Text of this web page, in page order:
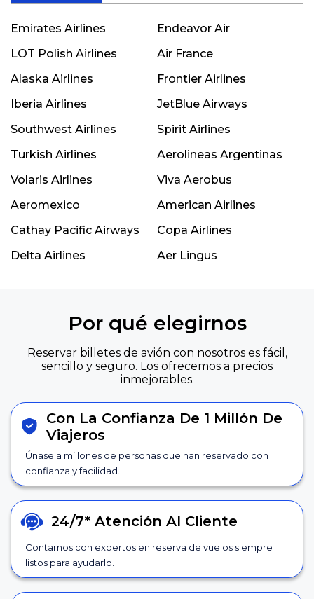
Emirates Airlines
Endeavor Air
LOT Polish Airlines
Air France
Alaska Airlines
Frontier Airlines
Iberia Airlines
JetBlue Airways
Southwest Airlines
Spirit Airlines
Turkish Airlines
Aerolineas Argentinas
Volaris Airlines
Viva Aerobus
Aeromexico
American Airlines
Cathay Pacific Airways
Copa Airlines
Delta Airlines
Aer Lingus
Por qué elegirnos
Reservar billetes de avión con nosotros es fácil,
sencillo y seguro. Los ofrecemos a precios
inmejorables.
Con La Confianza De 1 Millón De
Viajeros
Únase a millones de personas que han reservado con
confianza y facilidad.
24/7* Atención Al Cliente
Contamos con expertos en reserva de vuelos siempre
listos para ayudarlo.